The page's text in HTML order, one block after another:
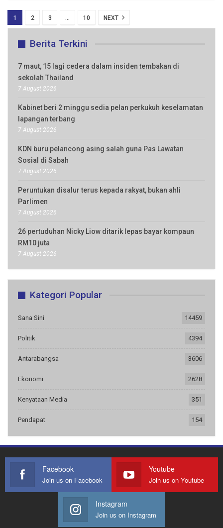
1 2 3 … 10 NEXT
Berita Terkini
7 maut, 15 lagi cedera dalam insiden tembakan di
sekolah Thailand
7 August 2026
Kabinet beri 2 minggu sedia pelan perkukuh keselamatan
lapangan terbang
7 August 2026
KDN buru pelancong asing salah guna Pas Lawatan
Sosial di Sabah
7 August 2026
Peruntukan disalur terus kepada rakyat, bukan ahli
Parlimen
7 August 2026
26 pertuduhan Nicky Liow ditarik lepas bayar kompaun
RM10 juta
7 August 2026
Kategori Popular
Sana Sini 14459
Politik 4394
Antarabangsa 3606
Ekonomi 2628
Kenyataan Media 351
Pendapat 154
Facebook
Join us on Facebook
Youtube
Join us on Youtube
Instagram
Join us on Instagram